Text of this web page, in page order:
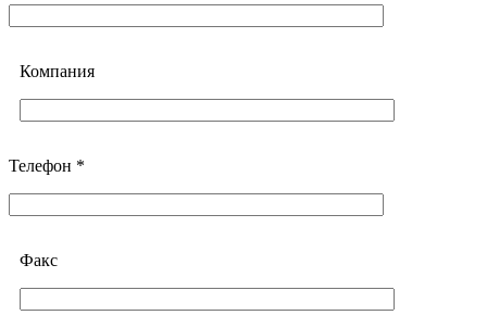
Компания
Телефон *
Факс